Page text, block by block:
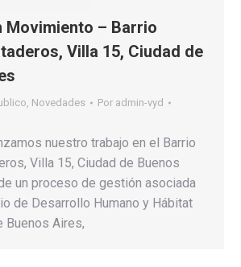
Movimiento – Barrio
Villa 15, Ciudad de
, Novedades Por admin-vyd
nuestro trabajo en el Barrio
Villa 15, Ciudad de Buenos
un proceso de gestión asociada
de Desarrollo Humano y Hábitat
Buenos Aires,